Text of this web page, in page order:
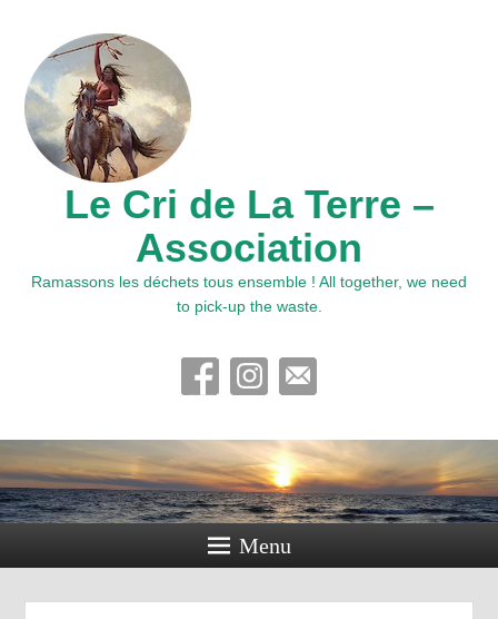
Le Cri de La Terre –
Association
Ramassons les déchets tous ensemble ! All together, we need
to pick-up the waste.
Menu